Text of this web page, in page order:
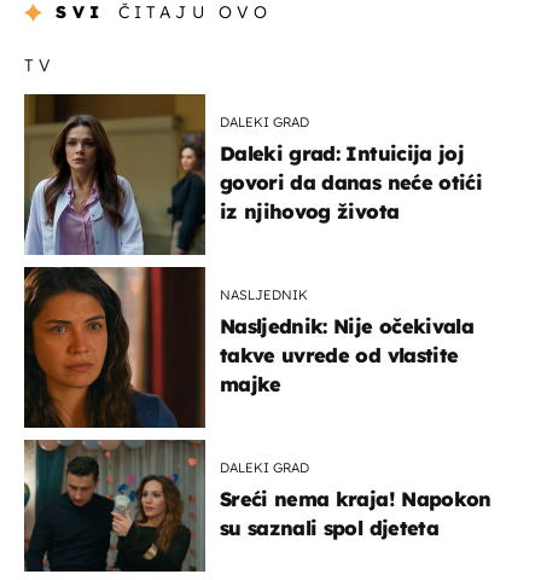
SVI ČITAJU OVO
TV
DALEKI GRAD
Daleki grad: Intuicija joj
govori da danas neće otići
iz njihovog života
NASLJEDNIK
Nasljednik: Nije očekivala
takve uvrede od vlastite
majke
DALEKI GRAD
Sreći nema kraja! Napokon
su saznali spol djeteta